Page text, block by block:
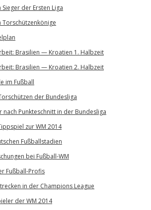
der Ersten Liga
Brasilien — Kroatien 1. Halbzeit
Brasilien — Kroatien 2. Halbzeit
im Fußball
der Bundesliga
nach Punkteschnitt in der Bundesliga
zur WM 2014
Fußballstadien
bei Fußball-WM
Fußball-Profis
in der Champions League
der WM 2014